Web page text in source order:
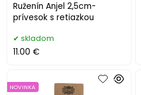
Ruženín Anjel 2,5cm-
prívesok s retiazkou
skladom
11.00 €
NOVINKA